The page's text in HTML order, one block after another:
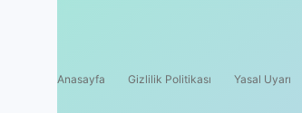
Anasayfa Gizlilik Politikası Yasal Uyarı